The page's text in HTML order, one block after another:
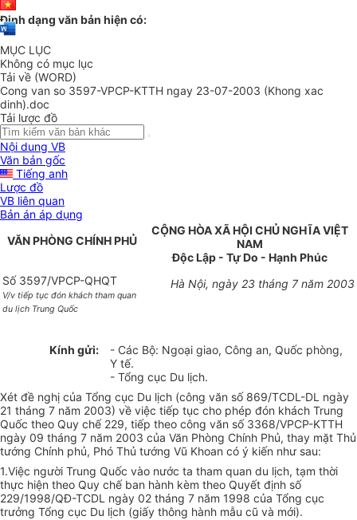
Định dạng văn bản hiện có:
MỤC LỤC
Không có mục lục
Tải về (WORD)
Cong van so 3597-VPCP-KTTH ngay 23-07-2003 (Khong xac
dinh).doc
Tải lược đồ
Nội dung VB
Văn bản gốc
Tiếng anh
Lược đồ
VB liên quan
Bản án áp dụng
VĂN PHÒNG CHÍNH PHỦ
CỘNG HÒA XÃ HỘI CHỦ NGHĨA VIỆT
NAM
Độc Lập - Tự Do - Hạnh Phúc
Số 3597/VPCP-QHQT
V/v tiếp tục đón khách tham quan
du lịch Trung Quốc
Hà Nội, ngày 23 tháng 7 năm 2003
Kính gửi:
- Các Bộ: Ngoại giao, Công an, Quốc phòng,
Y tế.
- Tổng cục Du lịch.
Xét đề nghị của Tổng cục Du lịch (công văn số 869/TCDL-DL ngày
21 tháng 7 năm 2003) về việc tiếp tục cho phép đón khách Trung
Quốc theo Quy chế 229, tiếp theo công văn số 3368/VPCP-KTTH
ngày 09 tháng 7 năm 2003 của Văn Phòng Chính Phủ, thay mặt Thủ
tướng Chính phủ, Phó Thủ tướng Vũ Khoan có ý kiến như sau:
1.Việc người Trung Quốc vào nước ta tham quan du lịch, tạm thời
thực hiện theo Quy chế ban hành kèm theo Quyết định số
229/1998/QĐ-TCDL ngày 02 tháng 7 năm 1998 của Tổng cục
trưởng Tổng cục Du lịch (giấy thông hành mẫu cũ và mới).